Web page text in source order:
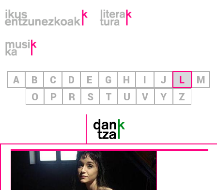
A B C D E G H I J L
M
O
P R S T U V Y Z